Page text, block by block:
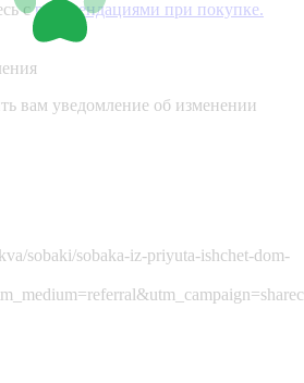
срекомендациями при покупке.
вам уведомление об изменении
sobaki/sobaka-iz-priyuta-ishchet-dom-